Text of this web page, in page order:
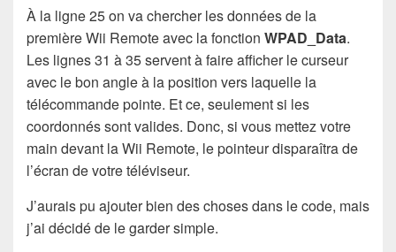
À la ligne 25 on va chercher les données de la
première Wii Remote avec la fonction WPAD_Data.
Les lignes 31 à 35 servent à faire afficher le curseur
avec le bon angle à la position vers laquelle la
télécommande pointe. Et ce, seulement si les
coordonnés sont valides. Donc, si vous mettez votre
main devant la Wii Remote, le pointeur disparaîtra de
l’écran de votre téléviseur.
J’aurais pu ajouter bien des choses dans le code, mais
j’ai décidé de le garder simple.